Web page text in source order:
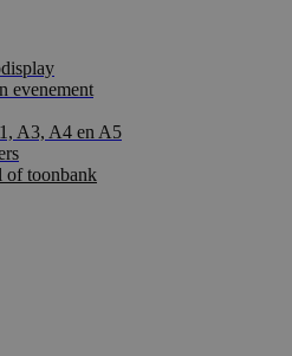
evenement
A3, A4 en A5
of toonbank